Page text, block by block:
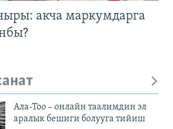
акча маркумдарга
Ала-Тоо – онлайн таалимдин эл
аралык бешиги болууга тийиш